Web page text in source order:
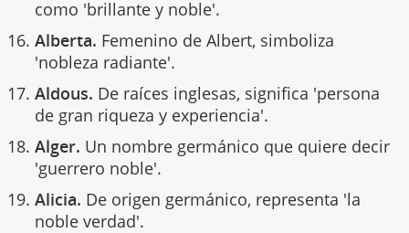
como 'brillante y noble'.
Alberta. Femenino de Albert, simboliza
'nobleza radiante'.
Aldous. De raíces inglesas, significa 'persona
de gran riqueza y experiencia'.
Alger. Un nombre germánico que quiere decir
'guerrero noble'.
Alicia. De origen germánico, representa 'la
noble verdad'.